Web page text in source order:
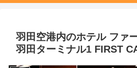
羽田空港内のホテル ファ
羽田ターミナル1 FIRST